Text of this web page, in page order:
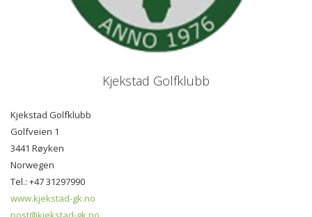
Kjekstad Golfklubb
Kjekstad Golfklubb
Golfveien 1
3441 Røyken
Norwegen
Tel.: +47 31297990
www.kjekstad-gk.no